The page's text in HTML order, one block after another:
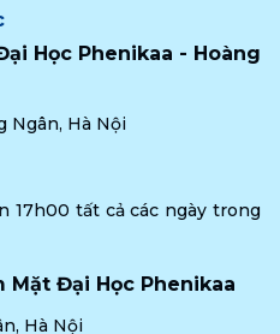
Học Phenikaa - Hoàng
Ngân, Hà Nội
17h00 tất cả các ngày trong
Mặt Đại Học Phenikaa
Hà Nội